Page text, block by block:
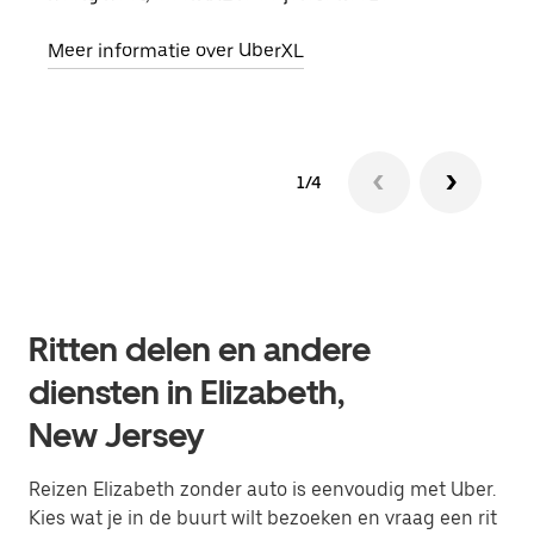
Meer informatie over UberXL
1/4
Ritten delen en andere
diensten in Elizabeth,
New Jersey
Reizen Elizabeth zonder auto is eenvoudig met Uber.
Kies wat je in de buurt wilt bezoeken en vraag een rit